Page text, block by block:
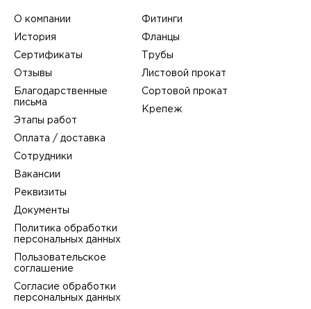
О компании
История
Сертификаты
Отзывы
Благодарственные
письма
Этапы работ
Оплата / доставка
Сотрудники
Вакансии
Реквизиты
Документы
Политика обработки
персональных данных
Пользовательское
соглашение
Согласие обработки
персональных данных
Фитинги
Фланцы
Трубы
Листовой прокат
Сортовой прокат
Крепеж